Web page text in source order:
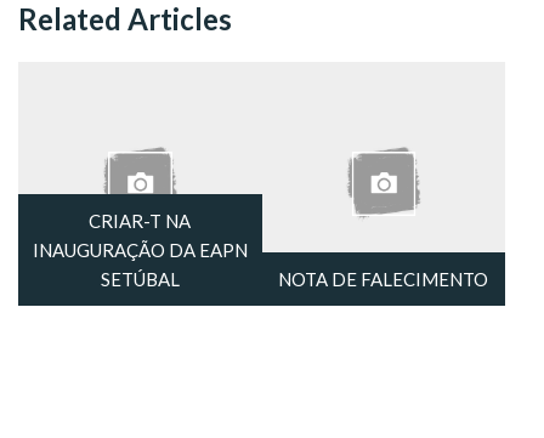
Related Articles
CRIAR-T NA
INAUGURAÇÃO DA EAPN
SETÚBAL
NOTA DE FALECIMENTO